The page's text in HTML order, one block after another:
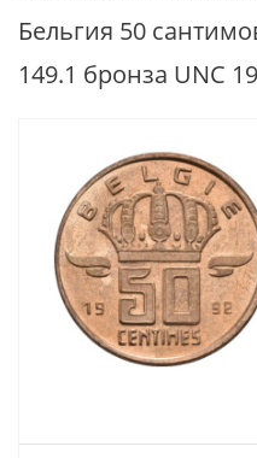
Бельгия 50
149.1 бронза UNC